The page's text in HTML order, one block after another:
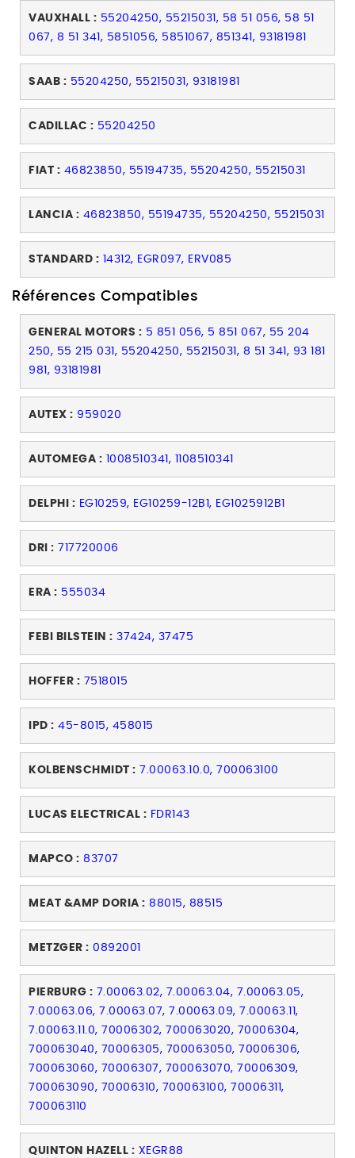
VAUXHALL : 55204250, 55215031, 58 51 056, 58 51
067, 8 51 341, 5851056, 5851067, 851341, 93181981
SAAB : 55204250, 55215031, 93181981
CADILLAC : 55204250
FIAT : 46823850, 55194735, 55204250, 55215031
LANCIA : 46823850, 55194735, 55204250, 55215031
STANDARD : 14312, EGR097, ERV085
Références Compatibles
GENERAL MOTORS : 5 851 056, 5 851 067, 55 204
250, 55 215 031, 55204250, 55215031, 8 51 341, 93 181
981, 93181981
AUTEX : 959020
AUTOMEGA : 1008510341, 1108510341
DELPHI : EG10259, EG10259-12B1, EG1025912B1
DRI : 717720006
ERA : 555034
FEBI BILSTEIN : 37424, 37475
HOFFER : 7518015
IPD : 45-8015, 458015
KOLBENSCHMIDT : 7.00063.10.0, 700063100
LUCAS ELECTRICAL : FDR143
MAPCO : 83707
MEAT &AMP DORIA : 88015, 88515
METZGER : 0892001
PIERBURG : 7.00063.02, 7.00063.04, 7.00063.05,
7.00063.06, 7.00063.07, 7.00063.09, 7.00063.11,
7.00063.11.0, 70006302, 700063020, 70006304,
700063040, 70006305, 700063050, 70006306,
700063060, 70006307, 700063070, 70006309,
700063090, 70006310, 700063100, 70006311,
700063110
QUINTON HAZELL : XEGR88